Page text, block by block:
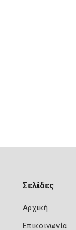
Σελίδες
Αρχική
Επικοινωνία